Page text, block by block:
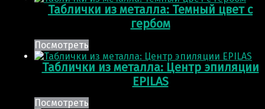
Таблички из металла: Темный цвет с
гербом
Посмотреть
Таблички из металла: Центр эпиляции
EPILAS
Посмотреть